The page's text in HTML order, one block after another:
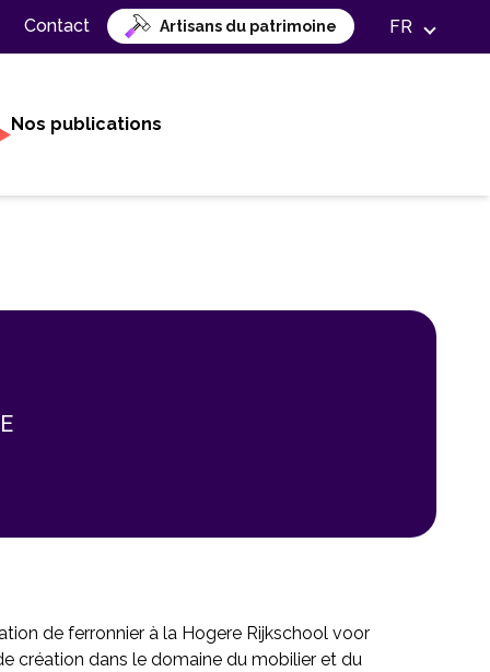
Contact Artisans du patrimoine FR
Nos publications
de ferronnier à la Hogere Rijkschool voor
création dans le domaine du mobilier et du